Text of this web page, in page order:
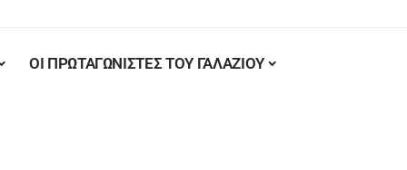
ΟΙ ΠΡΩΤΑΓΩΝΙΣΤΕΣ ΤΟΥ ΓΑΛΑΖΙΟΥ